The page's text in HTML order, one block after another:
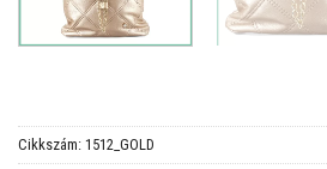
Cikkszám: 1512_GOLD